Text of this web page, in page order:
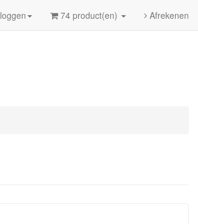
74 product(en) Afrekenen